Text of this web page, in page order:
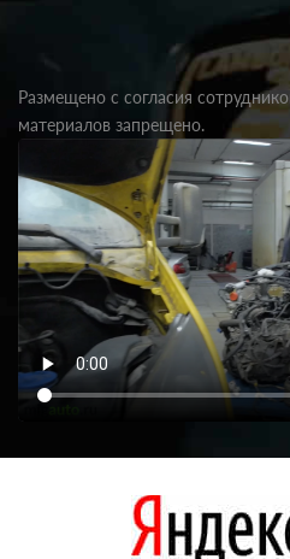
Размещено с согласия
материалов запрещено.